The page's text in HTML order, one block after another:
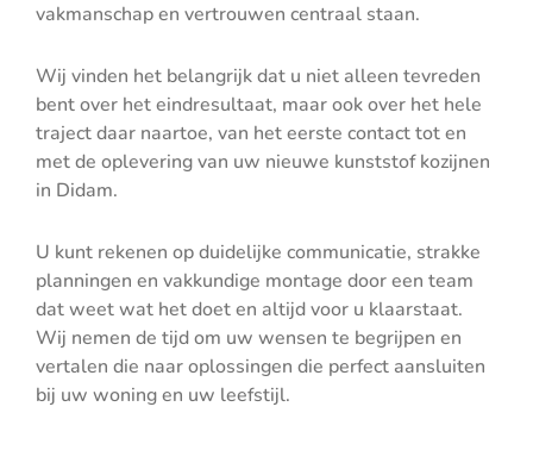
vakmanschap en vertrouwen centraal staan.
Wij vinden het belangrijk dat u niet alleen tevreden
bent over het eindresultaat, maar ook over het hele
traject daar naartoe, van het eerste contact tot en
met de oplevering van uw nieuwe kunststof kozijnen
in Didam.
U kunt rekenen op duidelijke communicatie, strakke
planningen en vakkundige montage door een team
dat weet wat het doet en altijd voor u klaarstaat.
Wij nemen de tijd om uw wensen te begrijpen en
vertalen die naar oplossingen die perfect aansluiten
bij uw woning en uw leefstijl.